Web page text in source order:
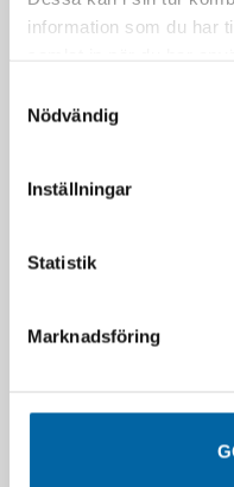
information som du har
Nödvändig
Inställningar
Statistik
Marknadsföring
Webblager